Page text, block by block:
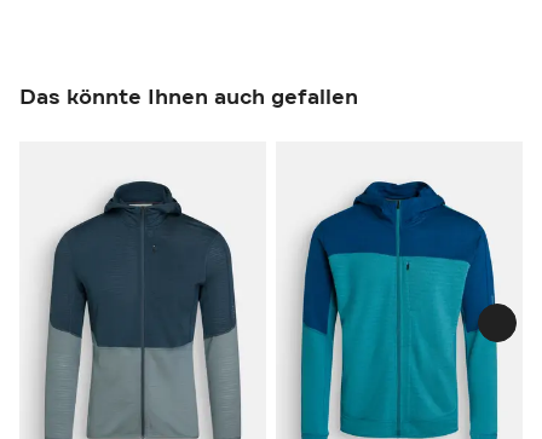
Das könnte Ihnen auch gefallen